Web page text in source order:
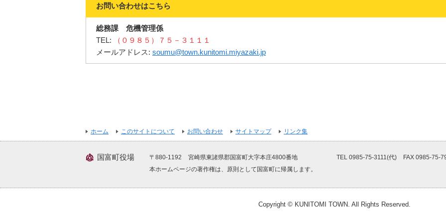
お問い合わせはこちら
総務課 危機管理係
TEL:
（０９８５）７５－３１１１
メールアドレス: soumu@town.kunitomi.miyazaki.jp
ホーム このサイトについて お問い合わせ サイトマップ リンク集
国富町役場 〒880-1192
宮崎県東諸県郡国富町大字本庄4800番地
本ホームページの著作権は、原則として国富町に帰属します。
TEL 0985-75-3111(代) FAX 0985-75-
Copyright © KUNITOMI TOWN. All Rights Reserved.